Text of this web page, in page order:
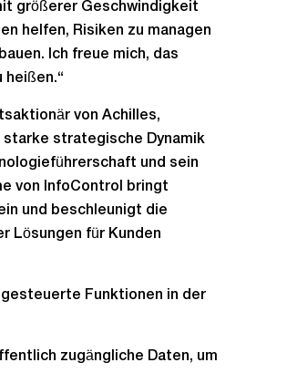
größerer Geschwindigkeit
helfen, Risiken zu managen
Ich freue mich, das
heißen.“
von Achilles,
strategische Dynamik
und sein
von InfoControl bringt
und beschleunigt die
Lösungen für Kunden
Funktionen in der
zugängliche Daten, um